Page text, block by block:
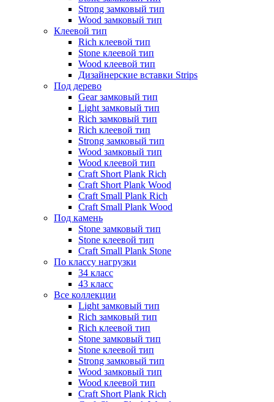
Strong замковый тип
Wood замковый тип
Клеевой тип
Rich клеевой тип
Stone клеевой тип
Wood клеевой тип
Дизайнерские вставки Strips
Под дерево
Gear замковый тип
Light замковый тип
Rich замковый тип
Rich клеевой тип
Strong замковый тип
Wood замковый тип
Wood клеевой тип
Craft Short Plank Rich
Craft Short Plank Wood
Craft Small Plank Rich
Craft Small Plank Wood
Под камень
Stone замковый тип
Stone клеевой тип
Craft Small Plank Stone
По классу нагрузки
34 класс
43 класс
Все коллекции
Light замковый тип
Rich замковый тип
Rich клеевой тип
Stone замковый тип
Stone клеевой тип
Strong замковый тип
Wood замковый тип
Wood клеевой тип
Craft Short Plank Rich